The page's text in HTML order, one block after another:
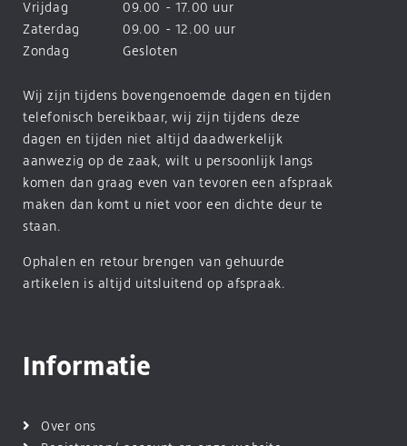
Vrijdag
09.00 - 17.00 uur
Zaterdag
09.00 - 12.00 uur
Zondag
Gesloten
Wij zijn tijdens bovengenoemde dagen en tijden
telefonisch bereikbaar, wij zijn tijdens deze
dagen en tijden niet altijd daadwerkelijk
aanwezig op de zaak, wilt u persoonlijk langs
komen dan graag even van tevoren een afspraak
maken dan komt u niet voor een dichte deur te
staan.
Ophalen en retour brengen van gehuurde
artikelen is altijd uitsluitend op afspraak.
Informatie
Over ons